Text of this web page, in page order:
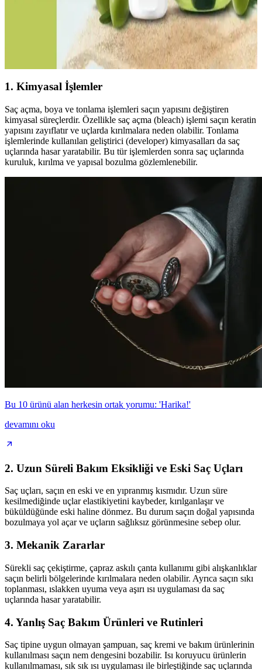
Koruma Yöntemleri
Doğal içeriklerle formüle edilen şampuanlar saçın doğal yapısını
koruyarak güçlendirir ve parlaklık kazandırır. Kimyasal içermeyen
ürünler saç sağlığını destekler.
1. Kimyasal İşlemler
Saç açma, boya ve tonlama işlemleri saçın yapısını değiştiren
kimyasal süreçlerdir. Özellikle saç açma (bleach) işlemi saçın keratin
yapısını zayıflatır ve uçlarda kırılmalara neden olabilir. Tonlama
işlemlerinde kullanılan geliştirici (developer) kimyasalları da saç
uçlarında hasar yaratabilir. Bu tür işlemlerden sonra saç uçlarında
kuruluk, kırılma ve yapısal bozulma gözlemlenebilir.
Bu 10 ürünü alan herkesin ortak yorumu: 'Harika!'
devamını oku
2. Uzun Süreli Bakım Eksikliği ve Eski Saç Uçları
Saç uçları, saçın en eski ve en yıpranmış kısmıdır. Uzun süre
kesilmediğinde uçlar elastikiyetini kaybeder, kırılganlaşır ve
büküldüğünde eski haline dönmez. Bu durum saçın doğal yapısında
bozulmaya yol açar ve uçların sağlıksız görünmesine sebep olur.
3. Mekanik Zararlar
Sürekli saç çekiştirme, çapraz askılı çanta kullanımı gibi alışkanlıklar
saçın belirli bölgelerinde kırılmalara neden olabilir. Ayrıca saçın sıkı
toplanması, ıslakken uyuma veya aşırı ısı uygulaması da saç
uçlarında hasar yaratabilir.
4. Yanlış Saç Bakım Ürünleri ve Rutinleri
Saç tipine uygun olmayan şampuan, saç kremi ve bakım ürünlerinin
kullanılması saçın nem dengesini bozabilir. Isı koruyucu ürünlerin
kullanılmaması, sık sık ısı uygulaması ile birleştiğinde saç uçlarında